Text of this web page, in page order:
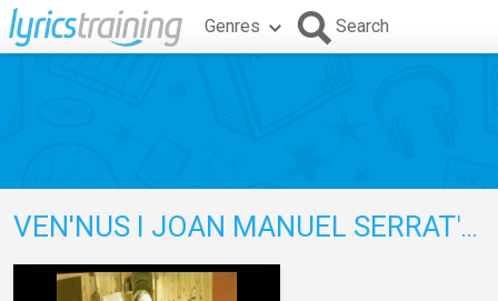
Genres Search
VEN'NUS I JOAN MANUEL SERRAT's Lyrics